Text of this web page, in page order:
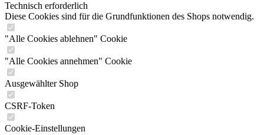
Technisch erforderlich
Diese Cookies sind für die Grundfunktionen des Shops notwendig.
"Alle Cookies ablehnen" Cookie
"Alle Cookies annehmen" Cookie
Ausgewählter Shop
CSRF-Token
Cookie-Einstellungen